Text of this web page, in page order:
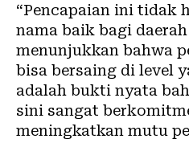
“Pencapaian ini tidak
nama baik bagi
menunjukkan bahwa
bisa bersaing di level
adalah bukti nyata
sini sangat
meningkatkan mutu